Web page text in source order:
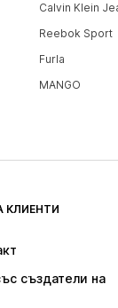
Calvin Klein
Reebok Sport
Furla
MANGO
КЛИЕНТИ
създатели на